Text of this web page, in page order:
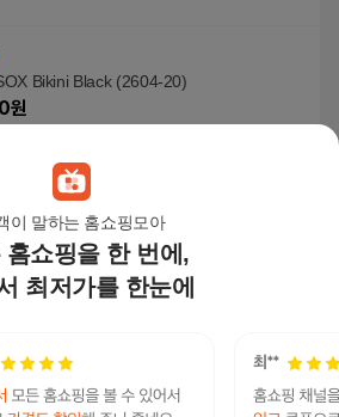
이 말하는 홈쇼핑모아
홈쇼핑을 한 번에,
최저가를 한눈에
Bikini Black (2604-20)
원
H분리 나무소재 남성팬티 럭셔리 셀루켓